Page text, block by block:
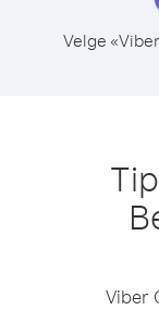
Velge
Viber